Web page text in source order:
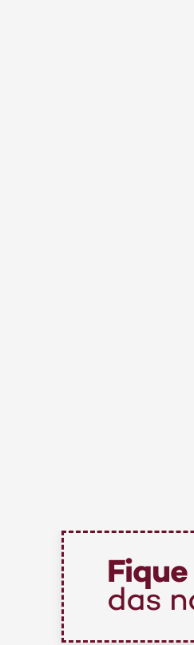
das